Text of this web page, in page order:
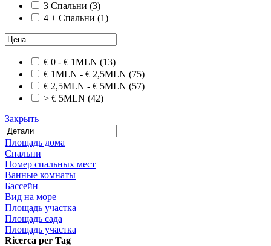
3 Спальни (3)
4 + Спальни (1)
€ 0 - € 1MLN (13)
€ 1MLN - € 2,5MLN (75)
€ 2,5MLN - € 5MLN (57)
> € 5MLN (42)
Закрыть
Площадь дома
Спальни
Номер спальных мест
Ванные комнаты
Бассейн
Вид на море
Площадь участка
Площадь сада
Площадь участка
Ricerca per Tag